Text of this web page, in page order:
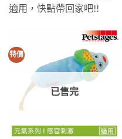
適用，快點帶回家吧!!
特價
已售完